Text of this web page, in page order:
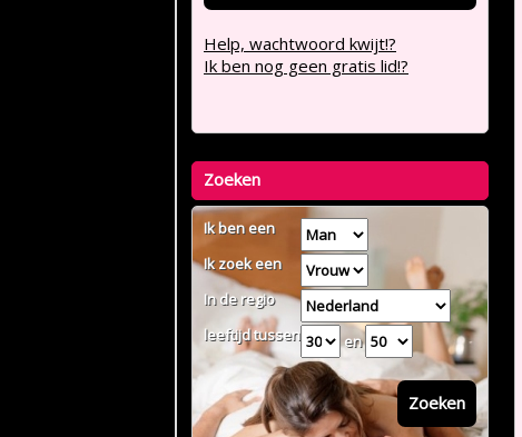
Help, wachtwoord kwijt!?
Ik ben nog geen gratis lid!?
Zoeken
Ik ben een
Ik zoek een
In de regio
leeftijd tussen
en
Zoeken